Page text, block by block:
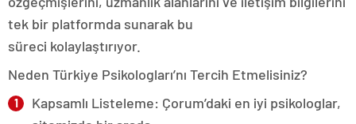
tek bir platformda sunarak bu
süreci kolaylaştırıyor.
Neden Türkiye Psikologları’nı Tercih Etmelisiniz?
Kapsamlı Listeleme: Çorum’daki en iyi psikologlar,